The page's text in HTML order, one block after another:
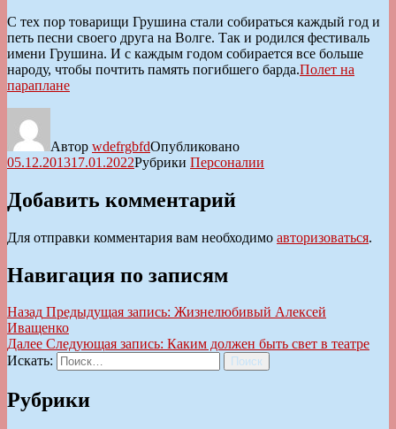
С тех пор товарищи Грушина стали собираться каждый год и
петь песни своего друга на Волге. Так и родился фестиваль
имени Грушина. И с каждым годом собирается все больше
народу, чтобы почтить память погибшего барда.Полет на
параплане
Автор wdefrgbfdОпубликовано
05.12.201317.01.2022Рубрики Персоналии
Добавить комментарий
Для отправки комментария вам необходимо авторизоваться.
Навигация по записям
Назад Предыдущая запись: Жизнелюбивый Алексей
Иващенко
Далее Следующая запись: Каким должен быть свет в театре
Искать:
Поиск
Рубрики